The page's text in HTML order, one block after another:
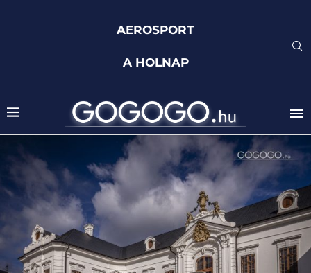
AEROSPORT
A HOLNAP